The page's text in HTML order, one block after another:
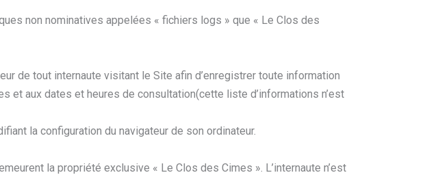
non nominatives appelées « fichiers logs » que « Le Clos des
de tout internaute visitant le Site afin d’enregistrer toute information
et aux dates et heures de consultation(cette liste d’informations n’est
la configuration du navigateur de son ordinateur.
la propriété exclusive « Le Clos des Cimes ». L’internaute n’est